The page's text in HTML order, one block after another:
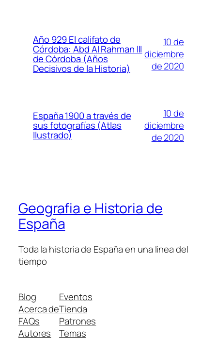
Año 929 El califato de
Córdoba: Abd Al Rahman III
de Córdoba (Años
Decisivos de la Historia)
10 de
diciembre
de 2020
España 1900 a través de
sus fotografías (Atlas
Ilustrado)
10 de
diciembre
de 2020
Geografia e Historia de
España
Toda la historia de España en una linea del
tiempo
Blog
Acerca de
FAQs
Autores
Eventos
Tienda
Patrones
Temas